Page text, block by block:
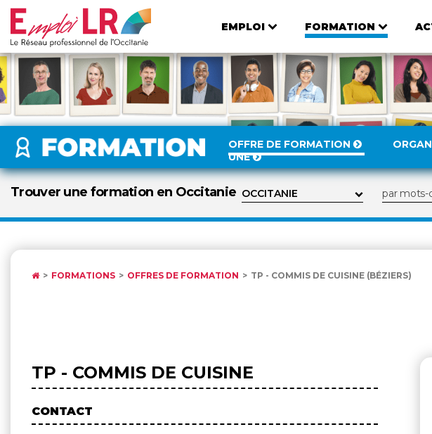
EMPLOI FORMATION
OFFRE DE FORMATION
UNE
Trouver une formation en Occitanie
FORMATIONS OFFRES DE FORMATION TP - COMMIS DE CUISINE (BÉZIERS)
TP - COMMIS DE CUISINE
CONTACT